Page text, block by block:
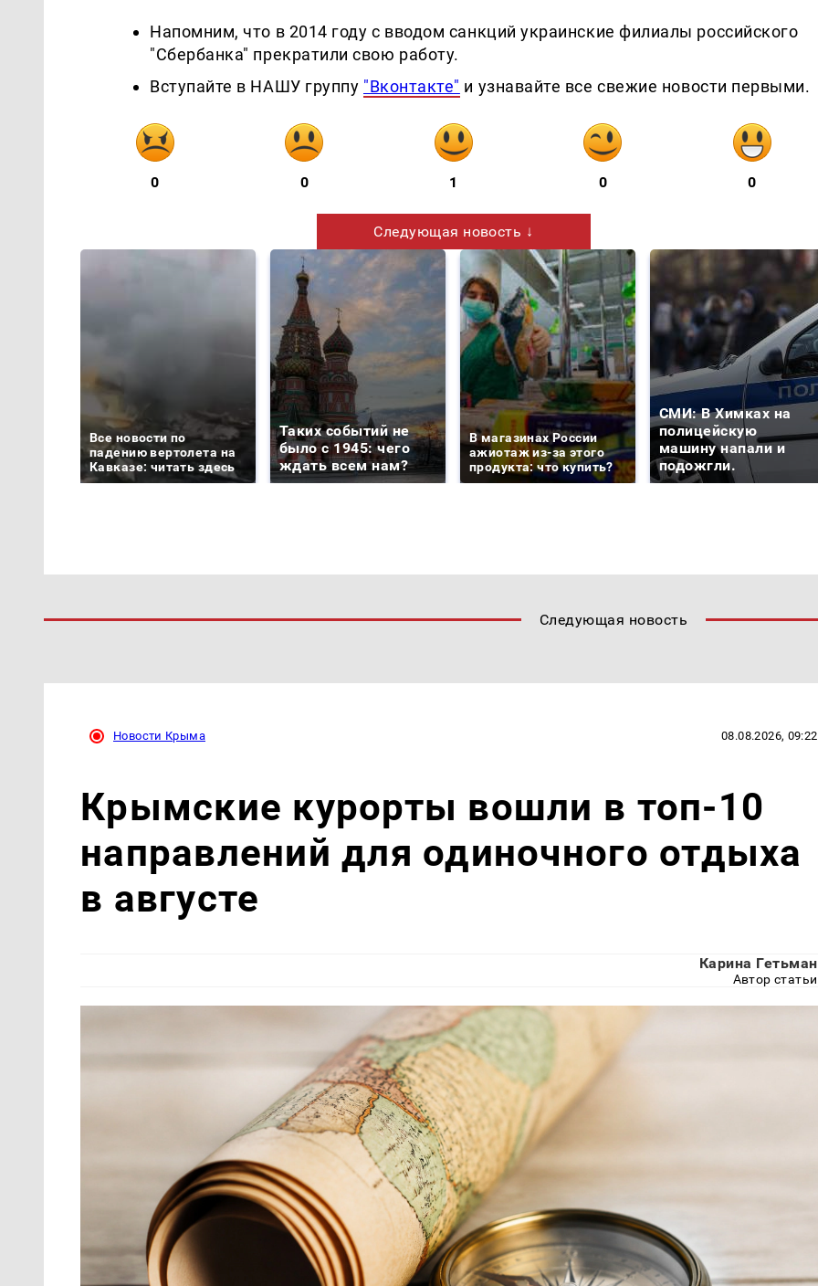
Напомним, что в 2014 году с вводом санкций украинские филиалы российского
"Сбербанка" прекратили свою работу.
Вступайте в НАШУ группу "Вконтакте" и узнавайте все свежие новости первыми.
0 0 1 0 0
Следующая новость ↓
Все новости по
падению вертолета на
Кавказе: читать здесь
Таких событий не
было с 1945: чего
ждать всем нам?
В магазинах России
ажиотаж из-за этого
продукта: что купить?
СМИ: В Химках на
полицейскую
машину напали и
подожгли.
Следующая новость
Новости Крыма 08.08.2026, 09:22
Крымские курорты вошли в топ-10
направлений для одиночного отдыха
в августе
Карина Гетьман
Автор статьи